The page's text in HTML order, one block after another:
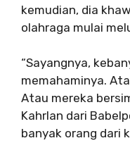
kemudian, dia
olahraga mulai
“Sayangnya,
memahaminya.
Atau mereka
Kahrlan dari
banyak orang dari